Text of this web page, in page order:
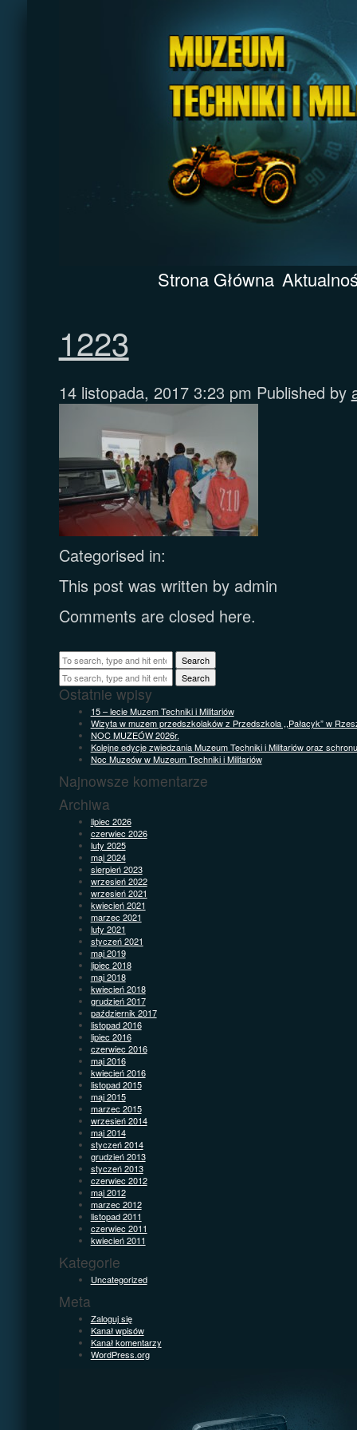
Strona Główna
1223
14 listopada, 2017 3:23 pm Published by
Categorised in:
This post was written by admin
Comments are closed here.
Search
Search
Ostatnie wpisy
15 – lecie Muzem Techniki i Militariów
Wizyta w muzem przedszkolaków z Przedszkola ,,Pałacyk” w
NOC MUZEÓW 2026r.
Kolejne edycje zwiedzania Muzeum Techniki i Militariów oraz
Noc Muzeów w Muzeum Techniki i Militariów
Najnowsze komentarze
Archiwa
lipiec 2026
czerwiec 2026
luty 2025
maj 2024
sierpień 2023
wrzesień 2022
wrzesień 2021
kwiecień 2021
marzec 2021
luty 2021
styczeń 2021
maj 2019
lipiec 2018
maj 2018
kwiecień 2018
grudzień 2017
październik 2017
listopad 2016
lipiec 2016
czerwiec 2016
maj 2016
kwiecień 2016
listopad 2015
maj 2015
marzec 2015
wrzesień 2014
maj 2014
styczeń 2014
grudzień 2013
styczeń 2013
czerwiec 2012
maj 2012
marzec 2012
listopad 2011
czerwiec 2011
kwiecień 2011
Kategorie
Uncategorized
Meta
Zaloguj się
Kanał wpisów
Kanał komentarzy
WordPress.org